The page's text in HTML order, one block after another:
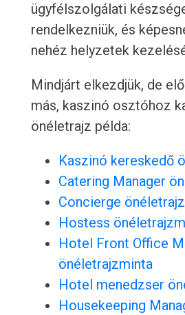
ügyfélszolgálati
rendelkezniük, és
nehéz helyzetek
Mindjárt elkezdjük, de
más, kaszinó osztóhoz
önéletrajz példa:
Kaszinó kereskedő
Catering Manager
Concierge
Hostess
Hotel Front Office
önéletrajzminta
Hotel menedzser
Housekeeping